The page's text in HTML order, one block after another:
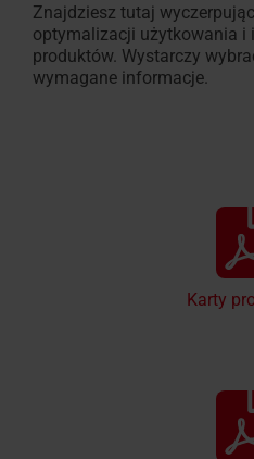
Znajdziesz tutaj
optymalizacji użytkowania i
produktów. Wystarczy
wymagane informacje.
Karty